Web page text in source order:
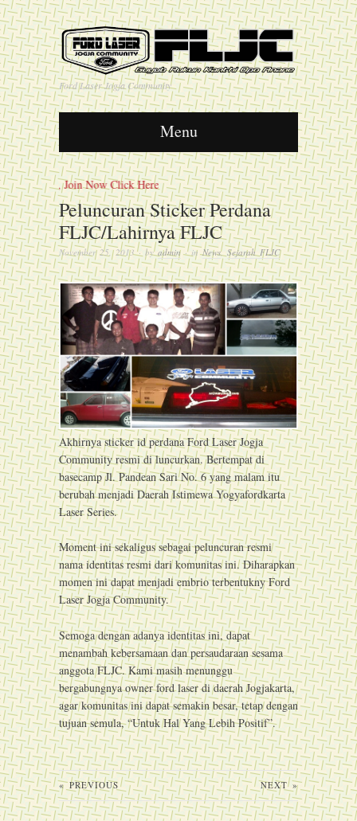
Ford Laser Jogja Community
Menu
Anane, Join Now Click Here
Peluncuran Sticker Perdana
FLJC/Lahirnya FLJC
November 25, 2013· byadmin · inNews, Sejarah FLJC
Akhirnya sticker id perdana Ford Laser Jogja
Community resmi di luncurkan. Bertempat di
basecamp Jl. Pandean Sari No. 6 yang malam itu
berubah menjadi Daerah Istimewa Yogyafordkarta
Laser Series.
Moment ini sekaligus sebagai peluncuran resmi
nama identitas resmi dari komunitas ini. Diharapkan
momen ini dapat menjadi embrio terbentukny Ford
Laser Jogja Community.
Semoga dengan adanya identitas ini, dapat
menambah kebersamaan dan persaudaraan sesama
anggota FLJC. Kami masih menunggu
bergabungnya owner ford laser di daerah Jogjakarta,
agar komunitas ini dapat semakin besar, tetap dengan
tujuan semula, “Untuk Hal Yang Lebih Positif”.
«PREVIOUS NEXT»